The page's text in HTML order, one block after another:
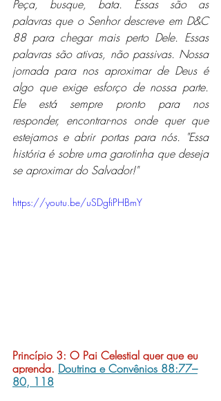
Peça, busque, bata. Essas são as
palavras que o Senhor descreve em D&C
88 para chegar mais perto Dele. Essas
palavras são ativas, não passivas. Nossa
jornada para nos aproximar de Deus é
algo que exige esforço de nossa parte.
Ele está sempre pronto para nos
responder, encontrar-nos onde quer que
estejamos e abrir portas para nós. "Essa
história é sobre uma garotinha que deseja
se aproximar do Salvador!"
https://youtu.be/uSDgfiPHBmY
Princípio 3: O Pai Celestial quer que eu
aprenda. Doutrina e Convênios 88:77–
80, 118